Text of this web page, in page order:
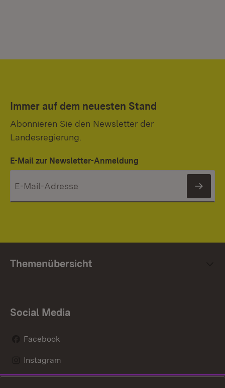
Immer auf dem neuesten Stand
Abonnieren Sie den Newsletter der
Landesregierung.
E-Mail zur Newsletter-Anmeldung
Themenübersicht
Social Media
Facebook
Instagram